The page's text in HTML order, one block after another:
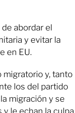
abordar el
y evitar la
en EU.
migratorio y, tanto
los del partido
migración y se
le echan la culpa